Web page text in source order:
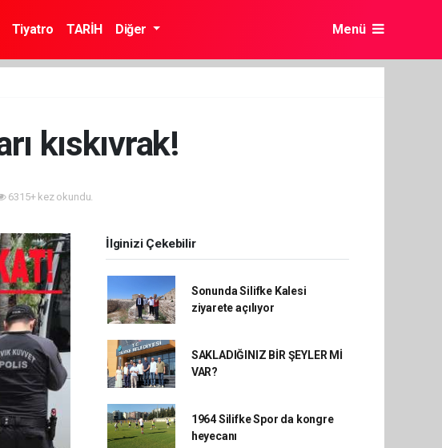
Tiyatro TARİH Diğer Menü
kıskıvrak!
6315+ kez okundu.
İlginizi Çekebilir
Sonunda Silifke Kalesi
ziyarete açılıyor
SAKLADIĞINIZ BİR ŞEYLER Mİ
VAR?
1964 Silifke Spor da kongre
heyecanı